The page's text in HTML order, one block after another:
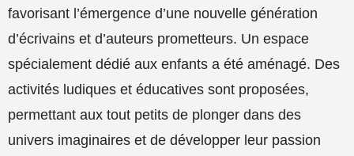
favorisant l’émergence d’une nouvelle génération
d’écrivains et d’auteurs prometteurs. Un espace
spécialement dédié aux enfants a été aménagé. Des
activités ludiques et éducatives sont proposées,
permettant aux tout petits de plonger dans des
univers imaginaires et de développer leur passion